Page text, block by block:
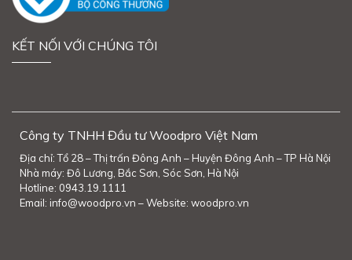
KẾT NỐI VỚI CHÚNG TÔI
Công ty TNHH Đầu tư Woodpro Việt Nam
Địa chỉ: Tổ 28 – Thị trấn Đông Anh – Huyện Đông Anh – TP Hà Nội
Nhà máy: Đô Lương, Bắc Sơn, Sóc Sơn, Hà Nội
Hotline: 0943.19.1111
Email: info@woodpro.vn – Website: woodpro.vn